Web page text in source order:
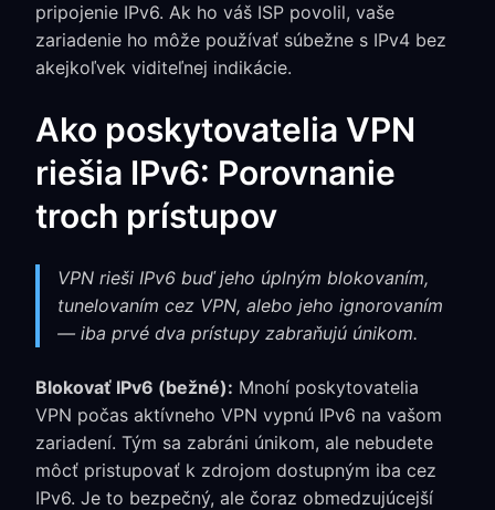
pripojenie IPv6. Ak ho váš ISP povolil, vaše
zariadenie ho môže používať súbežne s IPv4 bez
akejkoľvek viditeľnej indikácie.
Ako poskytovatelia VPN
riešia IPv6: Porovnanie
troch prístupov
VPN rieši IPv6 buď jeho úplným blokovaním,
tunelovaním cez VPN, alebo jeho ignorovaním
— iba prvé dva prístupy zabraňujú únikom.
Blokovať IPv6 (bežné): Mnohí poskytovatelia
VPN počas aktívneho VPN vypnú IPv6 na vašom
zariadení. Tým sa zabráni únikom, ale nebudete
môcť pristupovať k zdrojom dostupným iba cez
IPv6. Je to bezpečný, ale čoraz obmedzujúcejší